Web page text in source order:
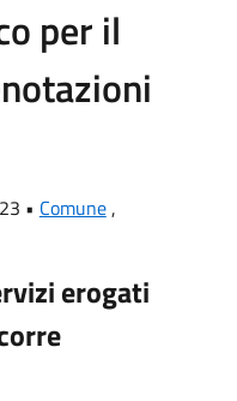
per il
• Comune,
erogati